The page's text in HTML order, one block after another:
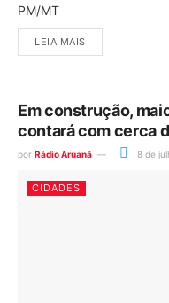
PM/MT
LEIA MAIS
Em construção,
contará com cerca
por Rádio Aruanã 8 de
CIDADES